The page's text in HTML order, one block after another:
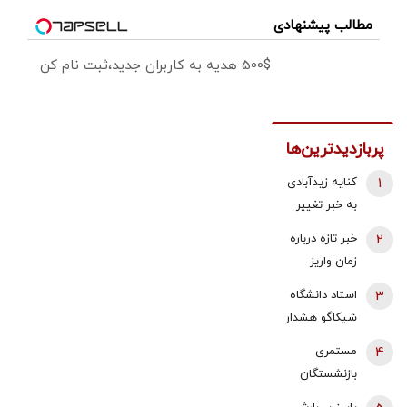
مطالب پیشنهادی
500$ هدیه به کاربران جدید،ثبت نام کن
پربازدیدترین‌ها
کنایه زیدآبادی
به خبر تغییر
محمدباقر خرازی
خیلی هم از
بی‌خبر نیست،
1
خبر تازه درباره
زمان واریز
فروردین و
بازنشستگان
تامین اجتماعی
2
استاد دانشگاه
شیکاگو هشدار
3
مستمری
بازنشستگان
4